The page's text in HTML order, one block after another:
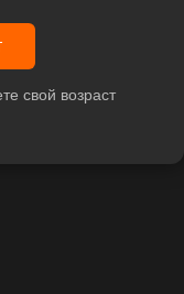
свой возраст